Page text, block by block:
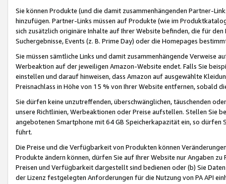
Sie können Produkte (und die damit zusammenhängenden Partner-
hinzufügen. Partner-Links müssen auf Produkte (wie im
sich zusätzlich originäre Inhalte auf Ihrer Website befinden, die für
Suchergebnisse, Events (z. B. Prime Day) oder die Homepages
Sie müssen sämtliche Links und damit zusammenhängende
Werbeaktion auf der jeweiligen Amazon-Website endet. Falls Sie
einstellen und darauf hinweisen, dass Amazon auf ausgewählte
Preisnachlass in Höhe von 15 % von Ihrer Website entfernen, sobald
Sie dürfen keine unzutreffenden, überschwänglichen, täuschenden
unsere Richtlinien, Werbeaktionen oder Preise aufstellen. Stellen Sie
angebotenen Smartphone mit 64 GB Speicherkapazität ein, so dürfen
führt.
Die Preise und die Verfügbarkeit von Produkten können
Produkte ändern können, dürfen Sie auf Ihrer Website nur Angaben
Preisen und Verfügbarkeit dargestellt sind bedienen oder (b) Sie
der Lizenz festgelegten Anforderungen für die Nutzung von PA API